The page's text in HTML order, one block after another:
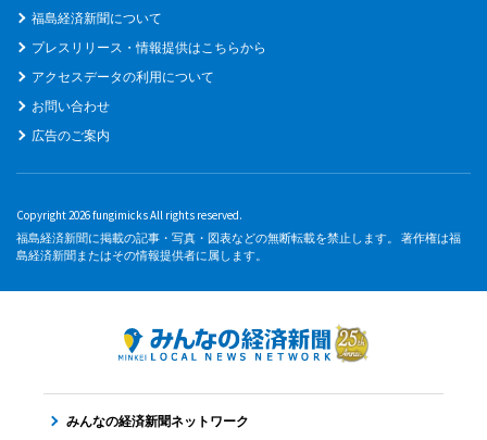
福島経済新聞について
プレスリリース・情報提供はこちらから
アクセスデータの利用について
お問い合わせ
広告のご案内
Copyright 2026 fungimicks All rights reserved.
福島経済新聞に掲載の記事・写真・図表などの無断転載を禁止します。 著作権は福
島経済新聞またはその情報提供者に属します。
みんなの経済新聞ネットワーク